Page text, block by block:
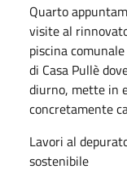
Quarto
visite al
piscina
di Casa Pullè
diurno, mette in
concretamente
Lavori al
sostenibile